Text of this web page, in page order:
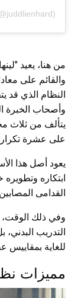
من هنا، يعيد
النظام الذي قد
وأصحاب الخبرة
يتألف من ثلاث
على عشرة
يعود أصل هذا
ابتكاره
القدامى
وفي ذلك الوقت،
التدريب البدني،
للغاية بمقاييس
مميزات نظام